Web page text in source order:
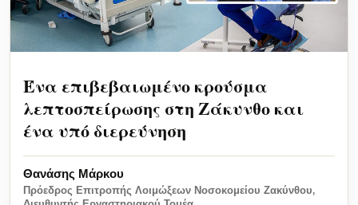
Ένα επιβεβαιωμένο κρούσμα
λεπτοσπείρωσης στη Ζάκυνθο και
ένα υπό διερεύνηση
Θανάσης Μάρκου
Πρόεδρος Επιτροπής Λοιμώξεων Νοσοκομείου Ζακύνθου,